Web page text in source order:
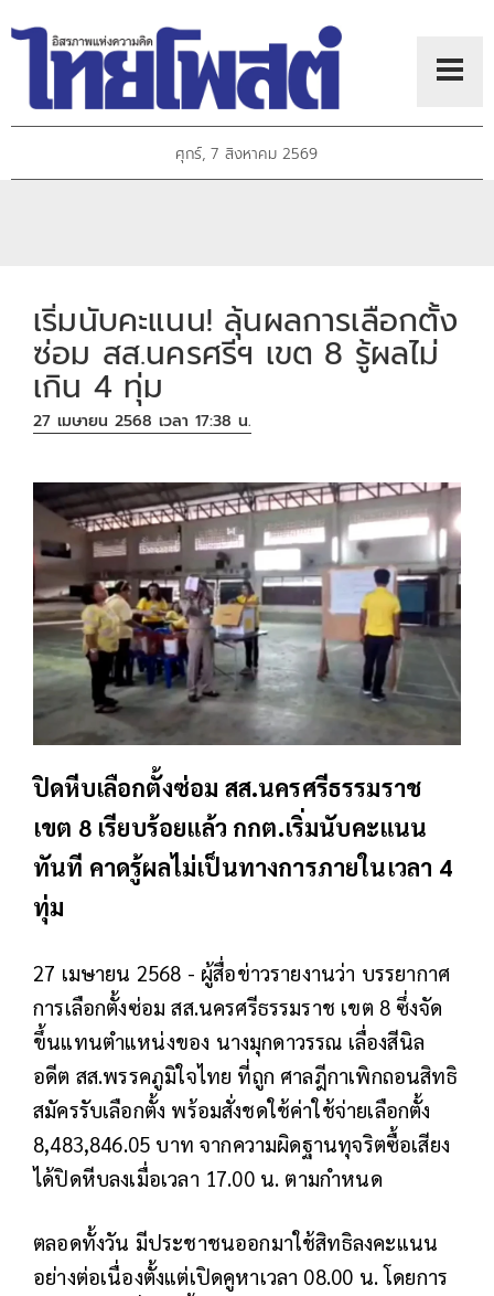
ศุกร์, 7 สิงหาคม 2569
เริ่มนับคะแนน! ลุ้นผลการเลือกตั้ง
ซ่อม สส.นครศรีฯ เขต 8 รู้ผลไม่
เกิน 4 ทุ่ม
27 เมษายน 2568 เวลา 17:38 น.
ปิดหีบเลือกตั้งซ่อม สส.นครศรีธรรมราช
เขต 8 เรียบร้อยแล้ว กกต.เริ่มนับคะแนน
ทันที คาดรู้ผลไม่เป็นทางการภายในเวลา 4
ทุ่ม
27 เมษายน 2568 - ผู้สื่อข่าวรายงานว่า บรรยากาศ
การเลือกตั้งซ่อม สส.นครศรีธรรมราช เขต 8 ซึ่งจัด
ขึ้นแทนตำแหน่งของ นางมุกดาวรรณ เลื่องสีนิล
อดีต สส.พรรคภูมิใจไทย ที่ถูก ศาลฎีกาเพิกถอนสิทธิ
สมัครรับเลือกตั้ง พร้อมสั่งชดใช้ค่าใช้จ่ายเลือกตั้ง
8,483,846.05 บาท จากความผิดฐานทุจริตซื้อเสียง
ได้ปิดหีบลงเมื่อเวลา 17.00 น. ตามกำหนด
ตลอดทั้งวัน มีประชาชนออกมาใช้สิทธิลงคะแนน
อย่างต่อเนื่องตั้งแต่เปิดคูหาเวลา 08.00 น. โดยการ